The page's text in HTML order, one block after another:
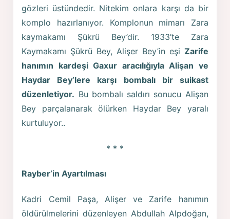
gözleri üstündedir. Nitekim onlara karşı da bir
komplo hazırlanıyor. Komplonun mimarı Zara
kaymakamı Şükrü Bey’dir. 1933’te Zara
Kaymakamı Şükrü Bey, Alişer Bey’in eşi Zarife
hanımın kardeşi Gaxur aracılığıyla Alişan ve
Haydar Bey’lere karşı bombalı bir suikast
düzenletiyor. Bu bombalı saldırı sonucu Alişan
Bey parçalanarak ölürken Haydar Bey yaralı
kurtuluyor..
* * *
Rayber’in Ayartılması
Kadri Cemil Paşa, Alişer ve Zarife hanımın
öldürülmelerini düzenleyen Abdullah Alpdoğan,